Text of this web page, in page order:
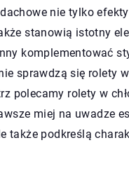
nie tylko
stanowią istotny
komplementować
sprawdzą się rolety
polecamy rolety w
miej na uwadze
także podkreślą